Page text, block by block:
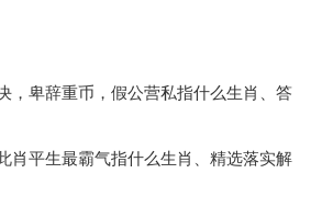
，卑辞重币，假公营私指什么生肖、答
肖平生最霸气指什么生肖、精选落实解